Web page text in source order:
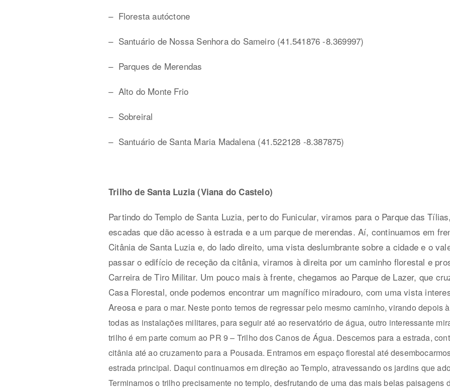
– Floresta autóctone
– Santuário de Nossa Senhora do Sameiro (41.541876 -8.369997)
– Parques de Merendas
– Alto do Monte Frio
– Sobreiral
– Santuário de Santa Maria Madalena (41.522128 -8.387875)
Trilho de Santa Luzia (Viana do Castelo)
Partindo do Templo de Santa Luzia, perto do Funicular, viramos para o Parque das
escadas que dão acesso à estrada e a um parque de merendas. Aí, continuamos em
Citânia de Santa Luzia e, do lado direito, uma vista deslumbrante sobre a cidade e o
passar o edifício de receção da citânia, viramos à direita por um caminho florestal e
Carreira de Tiro Militar. Um pouco mais à frente, chegamos ao Parque de Lazer, que
Casa Florestal, onde podemos encontrar um magnífico miradouro, com uma vista
Areosae para o mar. Neste ponto temos de regressar pelo mesmo caminho, virando depois
todas as instalações militares, para seguir até ao reservatório de água, outro interessante
trilho é em parte comum ao PR 9 – Trilho dos Canos de Água. Descemos para a estrada,
citânia até ao cruzamento para a Pousada. Entramos em espaço florestal até
estrada principal. Daqui continuamos em direção ao Templo, atravessando os jardins que
Terminamos o trilho precisamente no templo, desfrutando de uma das mais belas paisagens